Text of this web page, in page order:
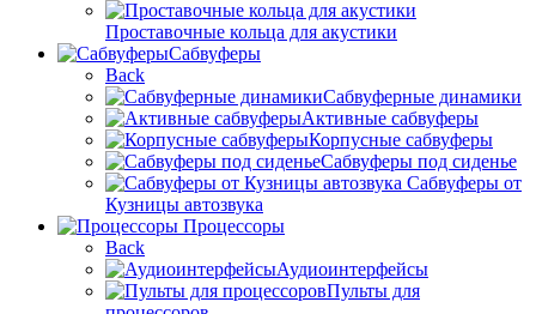
Проставочные кольца для акустики
Сабвуферы
Back
Сабвуферные динамики
Активные сабвуферы
Корпусные сабвуферы
Сабвуферы под сиденье
Сабвуферы от
Кузницы автозвука
Процессоры
Back
Аудиоинтерфейсы
Пульты для